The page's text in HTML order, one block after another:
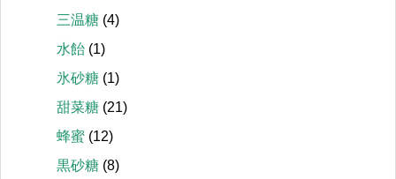
三温糖 (4)
水飴 (1)
氷砂糖 (1)
甜菜糖 (21)
蜂蜜 (12)
黒砂糖 (8)